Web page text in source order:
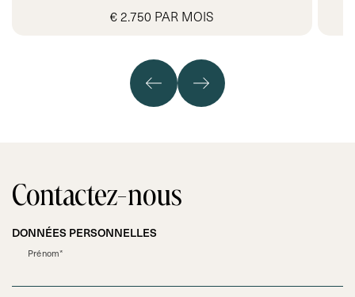
€ 2.750 PAR MOIS
Contactez-nous
DONNÉES PERSONNELLES
Prénom*